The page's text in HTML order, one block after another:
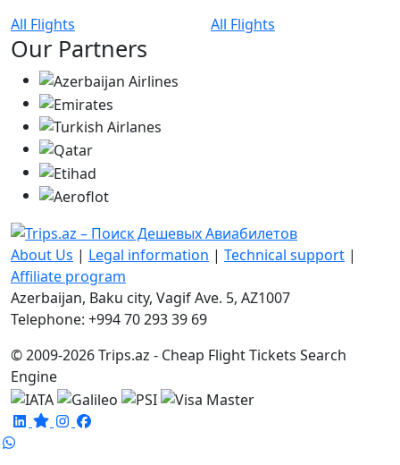
All Flights
All Flights
Our Partners
About Us | Legal information | Technical support |
Affiliate program
Azerbaijan, Baku city, Vagif Ave. 5, AZ1007
Telephone: +994 70 293 39 69
© 2009-2026 Trips.az - Cheap Flight Tickets Search
Engine